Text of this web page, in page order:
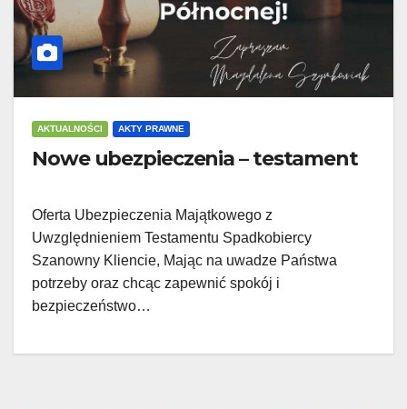
AKTUALNOŚCI AKTY PRAWNE
Nowe ubezpieczenia – testament
Oferta Ubezpieczenia Majątkowego z
Uwzględnieniem Testamentu Spadkobiercy
Szanowny Kliencie, Mając na uwadze Państwa
potrzeby oraz chcąc zapewnić spokój i
bezpieczeństwo…